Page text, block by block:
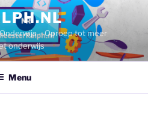
– Oproep tot meer
onderwijs
Menu